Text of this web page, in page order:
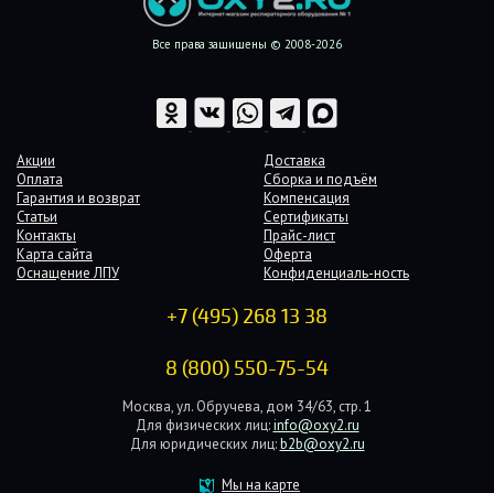
Все права защищены © 2008-2026
Акции
Доставка
Оплата
Сборка и подъём
Гарантия и возврат
Компенсация
Статьи
Сертификаты
Контакты
Прайс-лист
Карта сайта
Оферта
Оснащение ЛПУ
Конфиденциаль-ность
+7 (495) 268 13 38
8 (800) 550-75-54
Москва, ул. Обручева, дом 34/63, стр. 1
Для физических лиц: info@oxy2.ru
Для юридических лиц: b2b@oxy2.ru
Мы на карте